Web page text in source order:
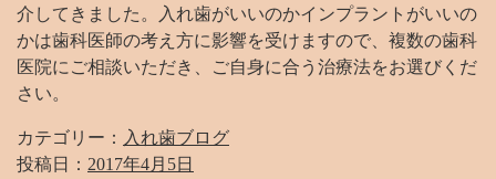
介してきました。入れ歯がいいのかインプラントがいいの
かは歯科医師の考え方に影響を受けますので、複数の歯科
医院にご相談いただき、ご自身に合う治療法をお選びくだ
さい。
カテゴリー： 入れ歯ブログ
投稿日： 2017年4月5日